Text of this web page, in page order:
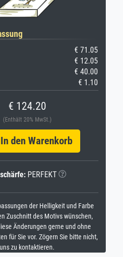
€ 71.05
€ 12.05
€ 40.00
€ 1.10
€ 124.20
(Enthält 20% MwSt.)
den Warenkorb
PERFEKT
der Helligkeit und Farbe
Zuschnitt des Motivs wünschen,
Änderungen gerne und ohne
für Sie vor. Zögern Sie bitte nicht,
uns zu kontaktieren.